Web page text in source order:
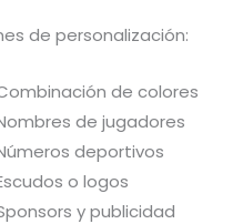
de personalización:
de colores
de jugadores
deportivos
o logos
y publicidad